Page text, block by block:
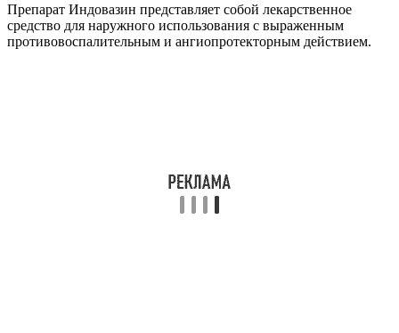
Препарат Индовазин представляет собой лекарственное
средство для наружного использования с выраженным
противовоспалительным и ангиопротекторным действием.